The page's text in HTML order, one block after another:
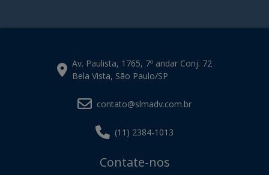
Av. Paulista, 1765, 7º andar Conj. 72
Bela Vista, São Paulo/SP
contato@slmadv.com.br
(11) 2384-1013
Contate-nos